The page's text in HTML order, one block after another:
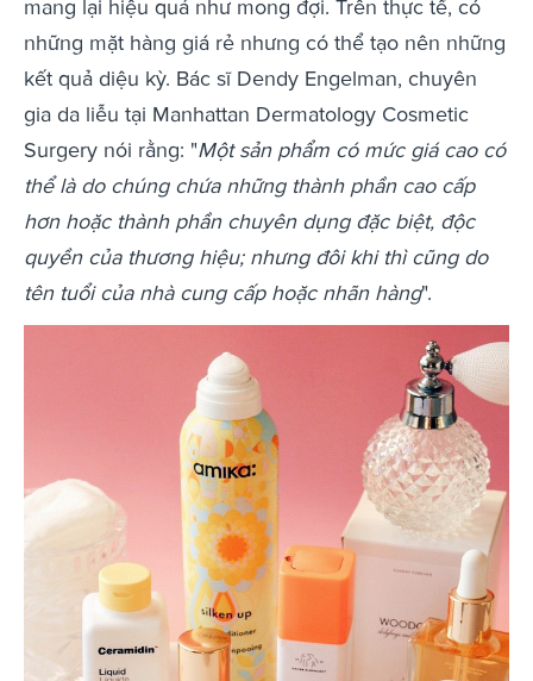
mang lại hiệu quả như mong đợi. Trên thực tế, có
những mặt hàng giá rẻ nhưng có thể tạo nên những
kết quả diệu kỳ. Bác sĩ Dendy Engelman, chuyên
gia da liễu tại Manhattan Dermatology Cosmetic
Surgery nói rằng: "Một sản phẩm có mức giá cao có
thể là do chúng chứa những thành phần cao cấp
hơn hoặc thành phần chuyên dụng đặc biệt, độc
quyền của thương hiệu; nhưng đôi khi thì cũng do
tên tuổi của nhà cung cấp hoặc nhãn hàng".